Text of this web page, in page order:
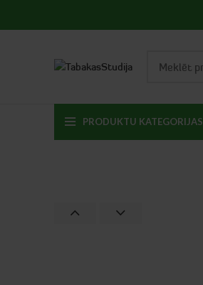
PRODUKTU KATEGORIJAS